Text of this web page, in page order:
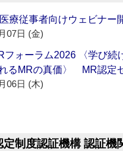
療従事者向けウェビナ
07日 (金)
フォーラム2026 〈学び続
るMRの真価〉 MR認定
06日 (木)
定制度認証機構 認証機